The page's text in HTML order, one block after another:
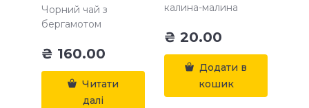
Чорний чай з
бергамотом
₴ 160.00
Читати
далі
калина-малина
₴ 20.00
Додати в
кошик